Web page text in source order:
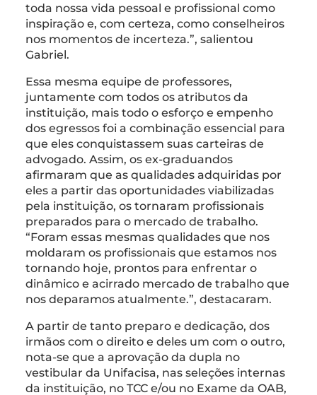
toda nossa vida pessoal e profissional como
inspiração e, com certeza, como conselheiros
nos momentos de incerteza.”, salientou
Gabriel.
Essa mesma equipe de professores,
juntamente com todos os atributos da
instituição, mais todo o esforço e empenho
dos egressos foi a combinação essencial para
que eles conquistassem suas carteiras de
advogado. Assim, os ex-graduandos
afirmaram que as qualidades adquiridas por
eles a partir das oportunidades viabilizadas
pela instituição, os tornaram profissionais
preparados para o mercado de trabalho.
“Foram essas mesmas qualidades que nos
moldaram os profissionais que estamos nos
tornando hoje, prontos para enfrentar o
dinâmico e acirrado mercado de trabalho que
nos deparamos atualmente.”, destacaram.
A partir de tanto preparo e dedicação, dos
irmãos com o direito e deles um com o outro,
nota-se que a aprovação da dupla no
vestibular da Unifacisa, nas seleções internas
da instituição, no TCC e/ou no Exame da OAB,